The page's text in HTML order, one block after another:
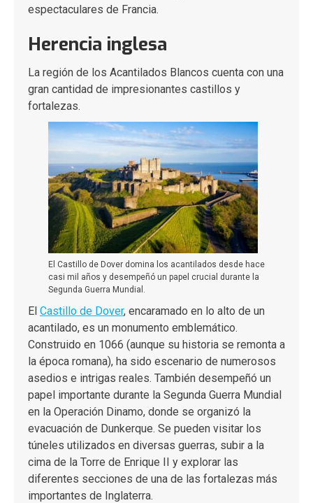
espectaculares de Francia.
Herencia inglesa
La región de los Acantilados Blancos cuenta con una
gran cantidad de impresionantes castillos y
fortalezas.
El Castillo de Dover domina los acantilados desde hace
casi mil años y desempeñó un papel crucial durante la
Segunda Guerra Mundial.
El Castillo de Dover, encaramado en lo alto de un
acantilado, es un monumento emblemático.
Construido en 1066 (aunque su historia se remonta a
la época romana), ha sido escenario de numerosos
asedios e intrigas reales. También desempeñó un
papel importante durante la Segunda Guerra Mundial
en la Operación Dinamo, donde se organizó la
evacuación de Dunkerque. Se pueden visitar los
túneles utilizados en diversas guerras, subir a la
cima de la Torre de Enrique II y explorar las
diferentes secciones de una de las fortalezas más
importantes de Inglaterra.